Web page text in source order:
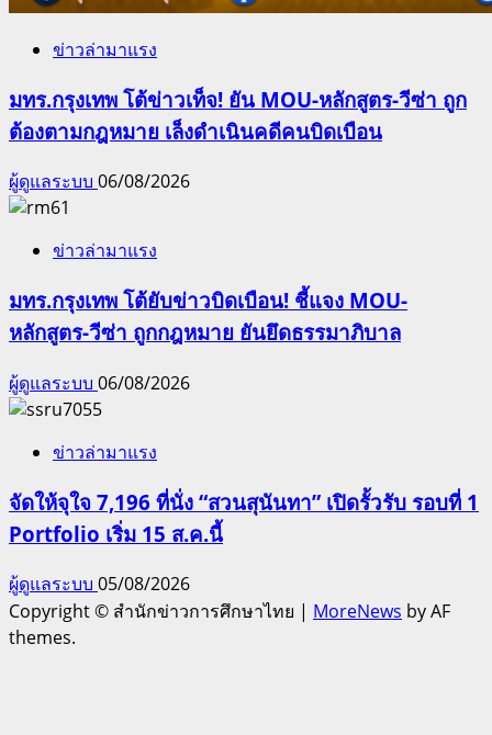
ข่าวล่ามาแรง
มทร.กรุงเทพ โต้ข่าวเท็จ! ยัน MOU-หลักสูตร-วีซ่า ถูก
ต้องตามกฎหมาย เล็งดำเนินคดีคนบิดเบือน
ผู้ดูแลระบบ 06/08/2026
ข่าวล่ามาแรง
มทร.กรุงเทพ โต้ยับข่าวบิดเบือน! ชี้แจง MOU-
หลักสูตร-วีซ่า ถูกกฎหมาย ยันยึดธรรมาภิบาล
ผู้ดูแลระบบ 06/08/2026
ข่าวล่ามาแรง
จัดให้จุใจ 7,196 ที่นั่ง “สวนสุนันทา” เปิดรั้วรับ รอบที่ 1
Portfolio เริ่ม 15 ส.ค.นี้
ผู้ดูแลระบบ 05/08/2026
Copyright © สำนักข่าวการศึกษาไทย | MoreNews by AF
themes.